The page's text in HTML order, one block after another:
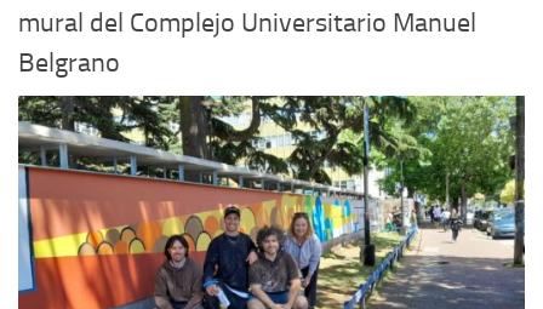
mural del Complejo Universitario Manuel
Belgrano